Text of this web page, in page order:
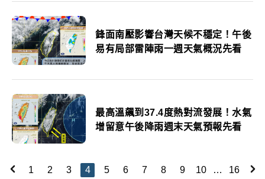
鋒面南壓影響台灣天候不穩定！午後
易有局部雷陣雨一週天氣概況先看
最高溫飆到37.4度熱對流發展！水氣
增留意午後降雨週末天氣預報先看
1 2 3 4 5 6 7 8 9 10 … 16